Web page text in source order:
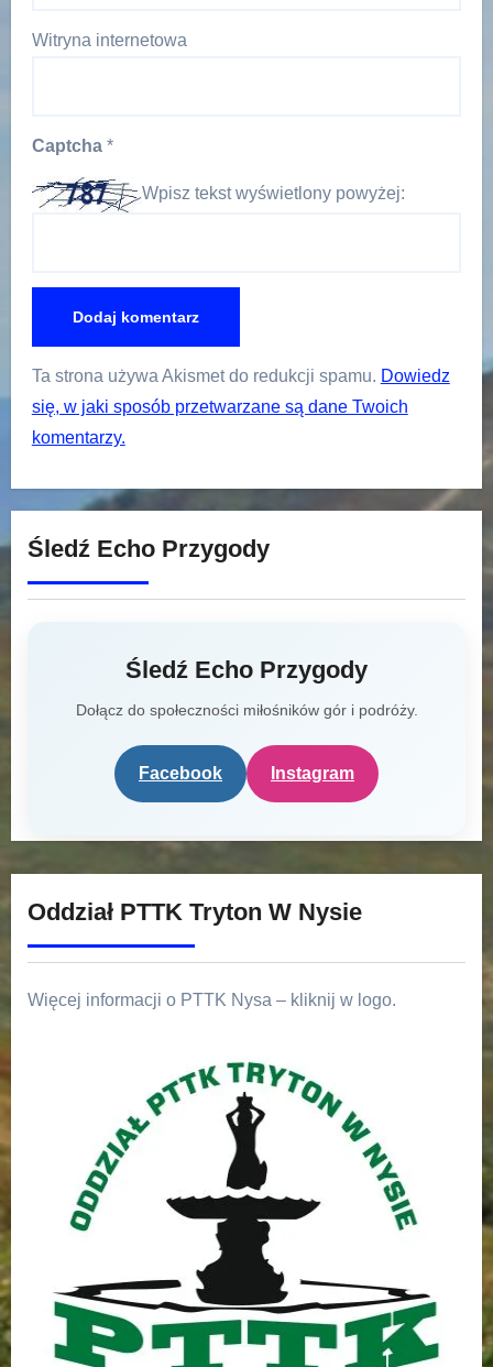
Witryna internetowa
Captcha *
Wpisz tekst wyświetlony powyżej:
Ta strona używa Akismet do redukcji spamu. Dowiedz
się, w jaki sposób przetwarzane są dane Twoich
komentarzy.
Śledź Echo Przygody
Śledź Echo Przygody
Dołącz do społeczności miłośników gór i podróży.
Facebook Instagram
Oddział PTTK Tryton W Nysie
Więcej informacji o PTTK Nysa – kliknij w logo.